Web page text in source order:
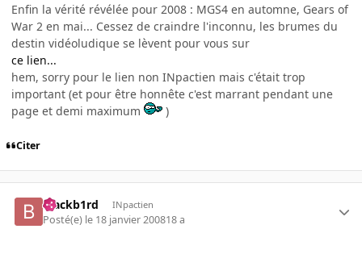
Enfin la vérité révélée pour 2008 : MGS4 en automne, Gears of
War 2 en mai... Cessez de craindre l'inconnu, les brumes du
destin vidéoludique se lèvent pour vous sur
ce lien...
hem, sorry pour le lien non INpactien mais c'était trop
important (et pour être honnête c'est marrant pendant une
page et demi maximum
)
Citer
blackb1rd INpactien
Posté(e) le 18 janvier 200818 a